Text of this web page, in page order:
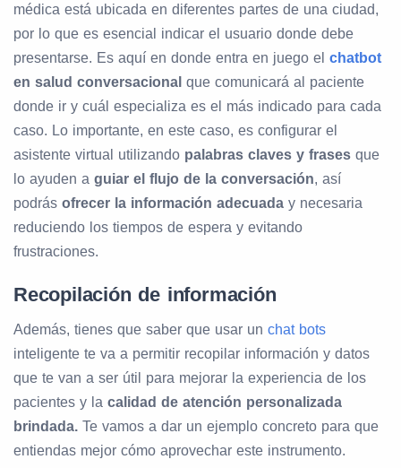
médica está ubicada en diferentes partes de una ciudad,
por lo que es esencial indicar el usuario donde debe
presentarse. Es aquí en donde entra en juego el chatbot
en salud conversacional que comunicará al paciente
donde ir y cuál especializa es el más indicado para cada
caso. Lo importante, en este caso, es configurar el
asistente virtual utilizando palabras claves y frases que
lo ayuden a guiar el flujo de la conversación, así
podrás ofrecer la información adecuada y necesaria
reduciendo los tiempos de espera y evitando
frustraciones.
Recopilación de información
Además, tienes que saber que usar un chat bots
inteligente te va a permitir recopilar información y datos
que te van a ser útil para mejorar la experiencia de los
pacientes y la calidad de atención personalizada
brindada. Te vamos a dar un ejemplo concreto para que
entiendas mejor cómo aprovechar este instrumento.